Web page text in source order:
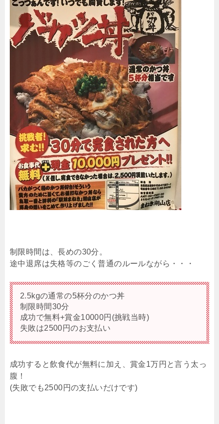
制限時間は、長めの30分。
途中退席は失格等のごく普通のルールながら・・・
2.5kgの通常の5杯分のかつ丼
制限時間30分
成功で無料+賞金10000円(挑戦当時)
失敗は2500円のお支払い
成功すると飲食代が無料に加え、賞金1万円と言う太っ
腹！
(失敗でも2500円の支払いだけです)